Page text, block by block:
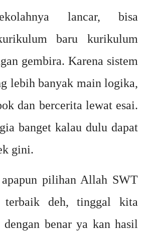
lancar, bisa
baru kurikulum
gembira. Karena sistem
lebih banyak main logika,
dan bercerita lewat esai.
banget kalau dulu dapat
gini.
pilihan Allah SWT
terbaik deh, tinggal kita
dengan benar ya kan hasil